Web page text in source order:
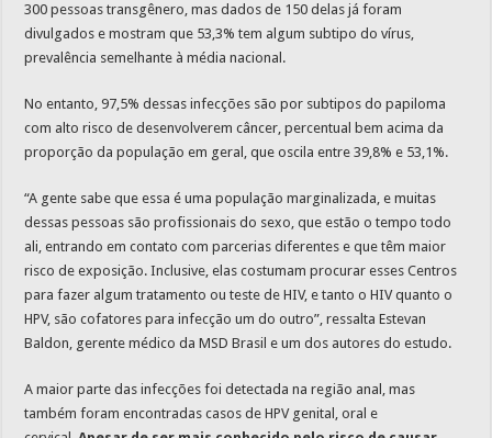
300 pessoas transgênero, mas dados de 150 delas já foram
divulgados e mostram que 53,3% tem algum subtipo do vírus,
prevalência semelhante à média nacional.
No entanto, 97,5% dessas infecções são por subtipos do papiloma
com alto risco de desenvolverem câncer, percentual bem acima da
proporção da população em geral, que oscila entre 39,8% e 53,1%.
“A gente sabe que essa é uma população marginalizada, e muitas
dessas pessoas são profissionais do sexo, que estão o tempo todo
ali, entrando em contato com parcerias diferentes e que têm maior
risco de exposição. Inclusive, elas costumam procurar esses Centros
para fazer algum tratamento ou teste de HIV, e tanto o HIV quanto o
HPV, são cofatores para infecção um do outro”, ressalta Estevan
Baldon, gerente médico da MSD Brasil e um dos autores do estudo.
A maior parte das infecções foi detectada na região anal, mas
também foram encontradas casos de HPV genital, oral e